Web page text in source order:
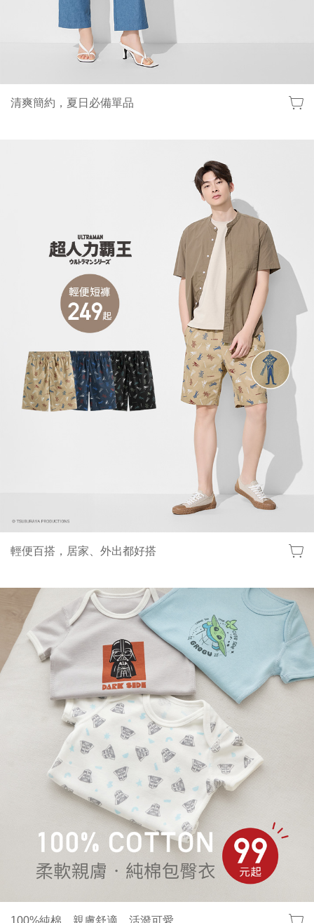
清爽簡約，夏日必備單品
輕便百搭，居家、外出都好搭